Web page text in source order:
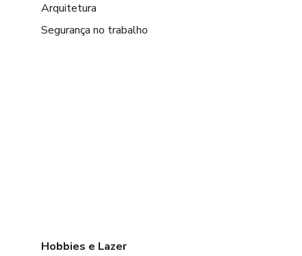
Arquitetura
Segurança no trabalho
Hobbies e Lazer